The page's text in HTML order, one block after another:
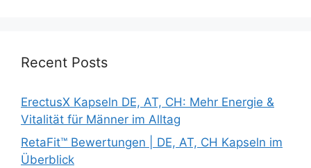
Recent Posts
ErectusX Kapseln DE, AT, CH: Mehr Energie &
Vitalität für Männer im Alltag
RetaFit™ Bewertungen | DE, AT, CH Kapseln im
Überblick